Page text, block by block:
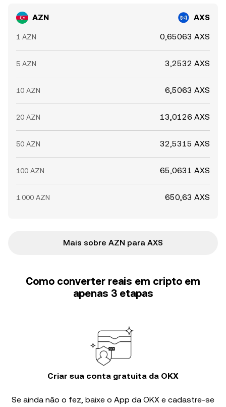
AZN AXS
1 AZN 0,65063 AXS
5 AZN 3,2532 AXS
10 AZN 6,5063 AXS
20 AZN 13,0126 AXS
50 AZN 32,5315 AXS
100 AZN 65,0631 AXS
1.000 AZN 650,63 AXS
Mais sobre AZN para AXS
Como converter reais em cripto em
apenas 3 etapas
Criar sua conta gratuita da OKX
Se ainda não o fez, baixe o App da OKX e cadastre-se